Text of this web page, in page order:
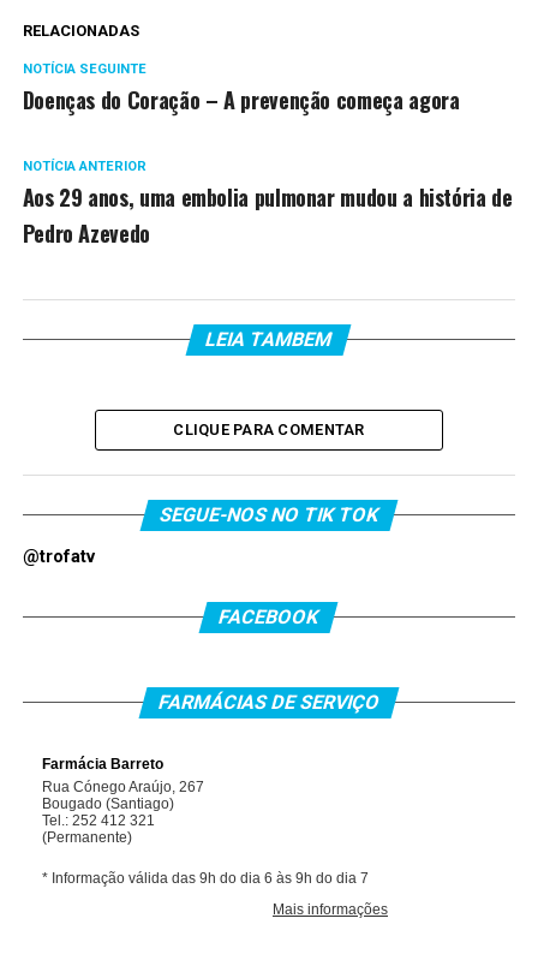
RELACIONADAS
NOTÍCIA SEGUINTE
Doenças do Coração – A prevenção começa agora
NOTÍCIA ANTERIOR
Aos 29 anos, uma embolia pulmonar mudou a história de
Pedro Azevedo
LEIA TAMBEM
CLIQUE PARA COMENTAR
SEGUE-NOS NO TIK TOK
@trofatv
FACEBOOK
FARMÁCIAS DE SERVIÇO